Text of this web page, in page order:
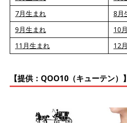
7月生まれ
8月
9月生まれ
10
11月生まれ
12
【提供：QOO10（キューテン）